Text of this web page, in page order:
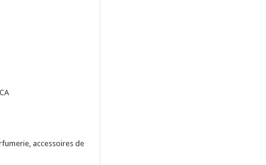
accessoires de